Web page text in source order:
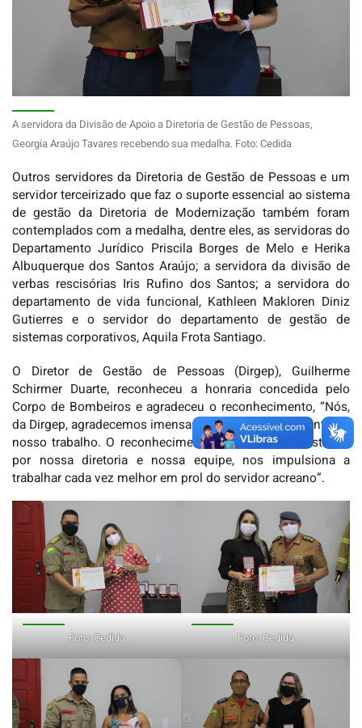
A servidora da Divisão de Apoio a Diretoria de Gestão de Pessoas,
Georgia Araújo Tavares recebendo sua medalha. Foto: Cedida
Outros servidores da Diretoria de Gestão de Pessoas e um
servidor terceirizado que faz o suporte essencial ao sistema
de gestão da Diretoria de Modernização também foram
contemplados com a medalha, dentre eles, as servidoras do
Departamento Jurídico Priscila Borges de Melo e Herika
Albuquerque dos Santos Araújo; a servidora da divisão de
verbas rescisórias Iris Rufino dos Santos; a servidora do
departamento de vida funcional, Kathleen Makloren Diniz
Gutierres e o servidor do departamento de gestão de
sistemas corporativos, Aquila Frota Santiago.
O Diretor de Gestão de Pessoas (Dirgep), Guilherme
Schirmer Duarte, reconheceu a honraria concedida pelo
Corpo de Bombeiros e agradeceu o reconhecimento, “Nós,
da Dirgep, agradecemos imensamente o reconhecimento do
nosso trabalho. O reconhecimento dos serviços prestados
por nossa diretoria e nossa equipe, nos impulsiona a
trabalhar cada vez melhor em prol do servidor acreano”.
Foto: Cedida Foto: Cedida